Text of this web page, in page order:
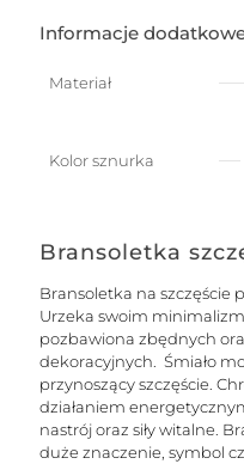
bransoletka
na
szczęście
Informacje
Materiał
Kolor sznurka
Bransoletka
Bransoletka na szczęście
Urzeka swoim
pozbawiona zbędnych
dekoracyjnych. Śmiało
przynoszący szczęście.
działaniem
nastrój oraz siły witalne.
duże znaczenie, symbol